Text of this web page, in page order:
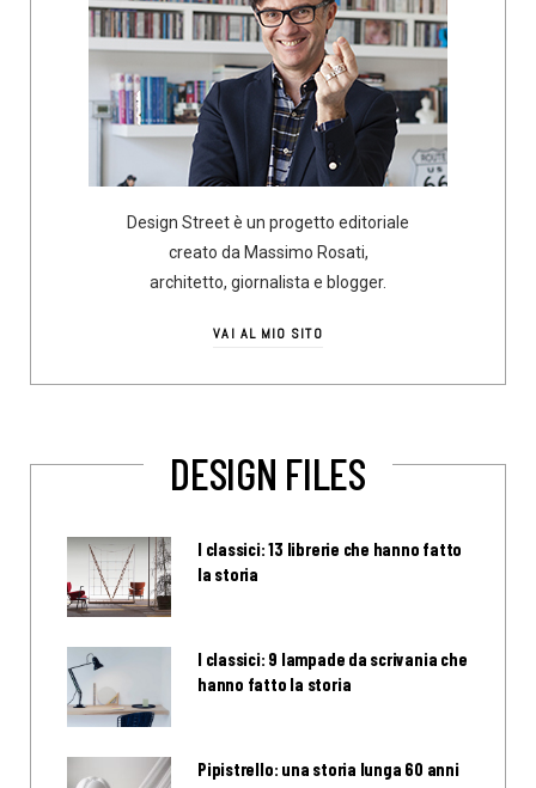
Design Street è un progetto editoriale
creato da Massimo Rosati,
architetto, giornalista e blogger.
VAI AL MIO SITO
DESIGN FILES
I classici: 13 librerie che hanno fatto
la storia
I classici: 9 lampade da scrivania che
hanno fatto la storia
Pipistrello: una storia lunga 60 anni